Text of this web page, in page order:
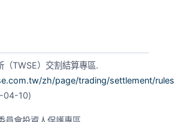
（TWSE）交割結算專區.
zh/page/trading/settlement/
04-10)